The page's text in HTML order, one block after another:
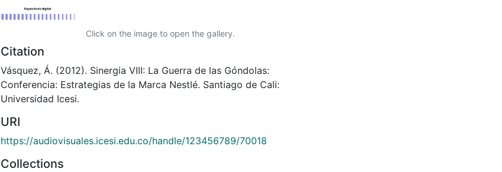
Click on the image to open the gallery.
Citation
Vásquez, Á. (2012). Sinergia VIII: La Guerra de las Góndolas:
Conferencia: Estrategias de la Marca Nestlé. Santiago de Cali:
Universidad Icesi.
URI
https://audiovisuales.icesi.edu.co/handle/123456789/70018
Collections